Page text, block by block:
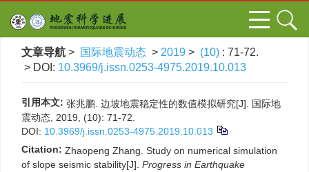
文章导航 > 国际地震动态 > 2019 > (10) : 71-72.
> DOI: 10.3969/j.issn.0253-4975.2019.10.013
引用本文: 张兆鹏. 边坡地震稳定性的数值模拟研究[J]. 国际地
震动态, 2019, (10): 71-72.
DOI: 10.3969/j.issn.0253-4975.2019.10.013
Citation: Zhaopeng Zhang. Study on numerical simulation
of slope seismic stability[J]. Progress in Earthquake